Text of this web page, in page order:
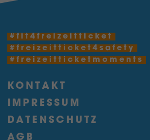
#fit4freizeitticket
#freizeitticket4safety
#freizeitticketmoments
KONTAKT
IMPRESSUM
DATENSCHUTZ
AGB